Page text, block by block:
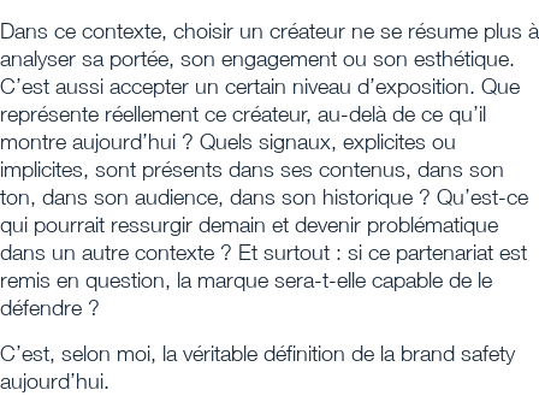
Dans ce contexte, choisir un créateur ne se résume plus à
analyser sa portée, son engagement ou son esthétique.
C’est aussi accepter un certain niveau d’exposition. Que
représente réellement ce créateur, au-delà de ce qu’il
montre aujourd’hui ? Quels signaux, explicites ou
implicites, sont présents dans ses contenus, dans son
ton, dans son audience, dans son historique ? Qu’est-ce
qui pourrait ressurgir demain et devenir problématique
dans un autre contexte ? Et surtout : si ce partenariat est
remis en question, la marque sera-t-elle capable de le
défendre ?
C’est, selon moi, la véritable définition de la brand safety
aujourd’hui.